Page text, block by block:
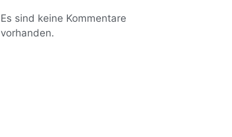
Es sind keine Kommentare
vorhanden.